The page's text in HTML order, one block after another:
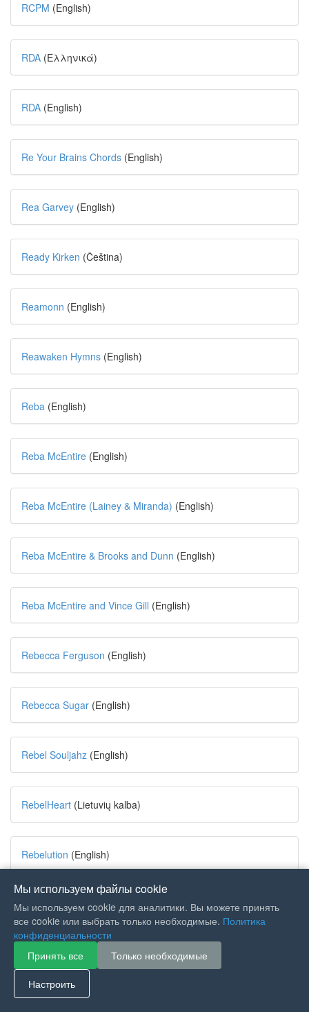
RCPM (English)
RDA (Ελληνικά)
RDA (English)
Re Your Brains Chords (English)
Rea Garvey (English)
Ready Kirken (Čeština)
Reamonn (English)
Reawaken Hymns (English)
Reba (English)
Reba McEntire (English)
Reba McEntire (Lainey & Miranda) (English)
Reba McEntire & Brooks and Dunn (English)
Reba McEntire and Vince Gill (English)
Rebecca Ferguson (English)
Rebecca Sugar (English)
Rebel Souljahz (English)
RebelHeart (Lietuvių kalba)
Rebelution (English)
Recca(日本語 Nihongo)
Reckless Kelly (English)
Мы используем файлы cookie
Мы используем cookie для аналитики. Вы можете принять
все cookie или выбрать только необходимые. Политика
конфиденциальности
Принять все
Только необходимые
Настроить